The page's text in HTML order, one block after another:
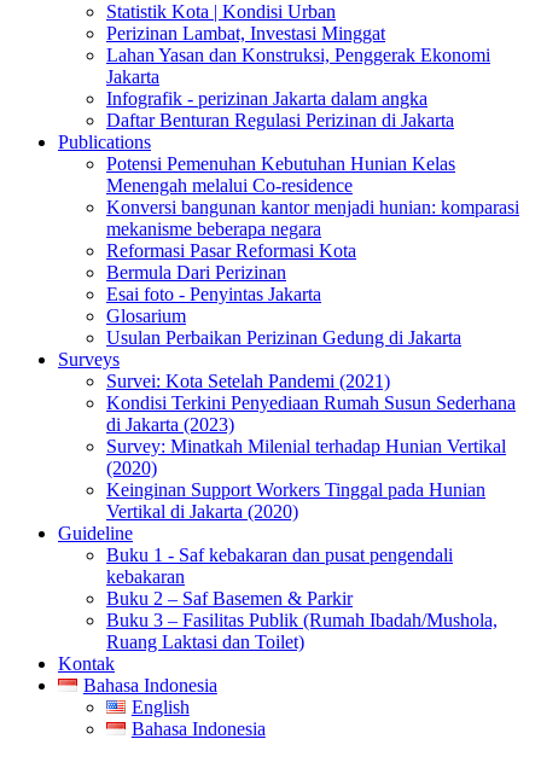
Statistik Kota | Kondisi Urban
Perizinan Lambat, Investasi Minggat
Lahan Yasan dan Konstruksi, Penggerak Ekonomi
Jakarta
Infografik - perizinan Jakarta dalam angka
Daftar Benturan Regulasi Perizinan di Jakarta
Publications
Potensi Pemenuhan Kebutuhan Hunian Kelas
Menengah melalui Co-residence
Konversi bangunan kantor menjadi hunian: komparasi
mekanisme beberapa negara
Reformasi Pasar Reformasi Kota
Bermula Dari Perizinan
Esai foto - Penyintas Jakarta
Glosarium
Usulan Perbaikan Perizinan Gedung di Jakarta
Surveys
Survei: Kota Setelah Pandemi (2021)
Kondisi Terkini Penyediaan Rumah Susun Sederhana
di Jakarta (2023)
Survey: Minatkah Milenial terhadap Hunian Vertikal
(2020)
Keinginan Support Workers Tinggal pada Hunian
Vertikal di Jakarta (2020)
Guideline
Buku 1 - Saf kebakaran dan pusat pengendali
kebakaran
Buku 2 – Saf Basemen & Parkir
Buku 3 – Fasilitas Publik (Rumah Ibadah/Mushola,
Ruang Laktasi dan Toilet)
Kontak
Bahasa Indonesia
English
Bahasa Indonesia